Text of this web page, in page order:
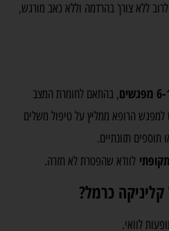
ללא צורך בהרדמה וללא כאב מורגש,
, בהתאם לחומרת המצב
למפגש הרופא ממליץ על טיפול משלים
תוספים תזונתיים.
לוודא שהפטרת לא חזרה.
כרמל?
לוואי.